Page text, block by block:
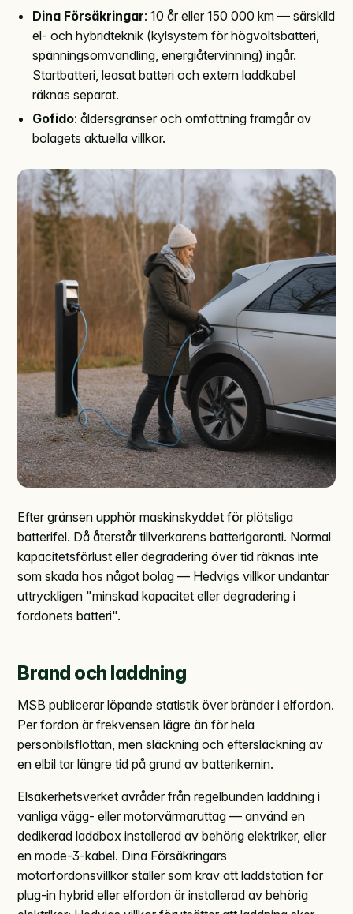
Dina Försäkringar: 10 år eller 150 000 km — särskild
el- och hybridteknik (kylsystem för högvoltsbatteri,
spänningsomvandling, energiåtervinning) ingår.
Startbatteri, leasat batteri och extern laddkabel
räknas separat.
Gofido: åldersgränser och omfattning framgår av
bolagets aktuella villkor.
Efter gränsen upphör maskinskyddet för plötsliga
batterifel. Då återstår tillverkarens batterigaranti. Normal
kapacitetsförlust eller degradering över tid räknas inte
som skada hos något bolag — Hedvigs villkor undantar
uttryckligen "minskad kapacitet eller degradering i
fordonets batteri".
Brand och laddning
MSB publicerar löpande statistik över bränder i elfordon.
Per fordon är frekvensen lägre än för hela
personbilsflottan, men släckning och eftersläckning av
en elbil tar längre tid på grund av batterikemin.
Elsäkerhetsverket avråder från regelbunden laddning i
vanliga vägg- eller motorvärmaruttag — använd en
dedikerad laddbox installerad av behörig elektriker, eller
en mode-3-kabel. Dina Försäkringars
motorfordonsvillkor ställer som krav att laddstation för
plug-in hybrid eller elfordon är installerad av behörig